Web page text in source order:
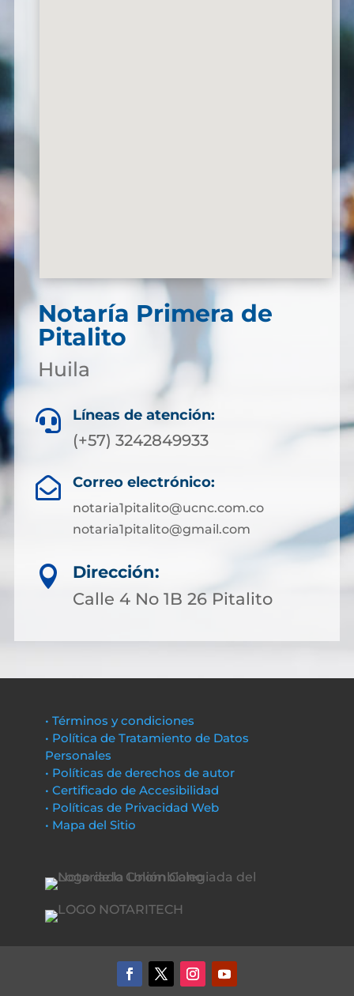
Notaría Primera de
Pitalito
Huila
 Líneas de atención:
(+57) 3242849933
 Correo electrónico:
notaria1pitalito@ucnc.com.co
notaria1pitalito@gmail.com

Dirección:
Calle 4 No 1B 26 Pitalito
• Términos y condiciones
• Política de Tratamiento de Datos
Personales
• Políticas de derechos de autor
• Certificado de Accesibilidad
• Políticas de Privacidad Web
• Mapa del Sitio